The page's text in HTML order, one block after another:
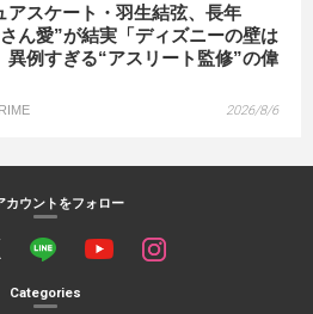
アスケート・羽生結弦、長年
ん愛”が結実「ディズニーの壁は
異例すぎる“アスリート監修”の偉
2026/8/6
カウントをフォロー
Categories